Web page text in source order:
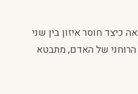
כיצד חוסר איזון בין שני
הרוחני של האדם, מתבטא